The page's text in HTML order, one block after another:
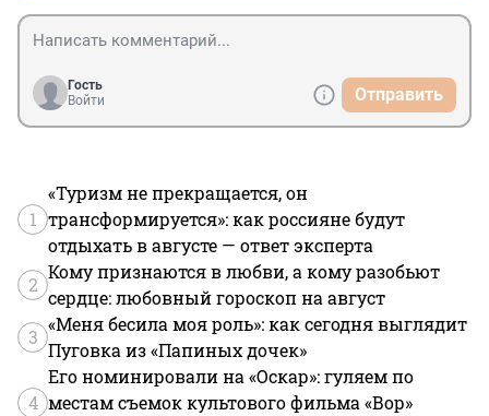
Гость
Войти
Отправить
1
«Туризм не прекращается, он
трансформируется»: как россияне будут
отдыхать в августе — ответ эксперта
2
Кому признаются в любви, а кому разобьют
сердце: любовный гороскоп на август
3
«Меня бесила моя роль»: как сегодня выглядит
Пуговка из «Папиных дочек»
4
Его номинировали на «Оскар»: гуляем по
местам съемок культового фильма «Вор»